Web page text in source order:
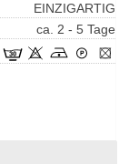
EINZIGARTIG
ca. 2 - 5 Tage